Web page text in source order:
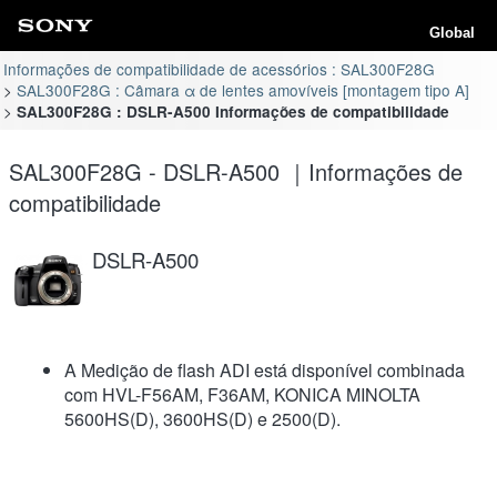
Global
Informações de compatibilidade de acessórios : SAL300F28G
SAL300F28G : Câmara α de lentes amovíveis [montagem tipo A]
SAL300F28G : DSLR-A500 Informações de compatibilidade
SAL300F28G - DSLR-A500 ｜Informações de
compatibilidade
DSLR-A500
A Medição de flash ADI está disponível combinada
com HVL-F56AM, F36AM, KONICA MINOLTA
5600HS(D), 3600HS(D) e 2500(D).